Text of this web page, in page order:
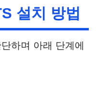
설치 방법
하며 아래 단계에